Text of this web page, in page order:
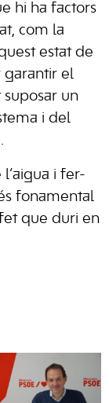
hi ha factors
com la
estat de
garantir el
suposar un
i del
i fer-
fonamental
que duri en